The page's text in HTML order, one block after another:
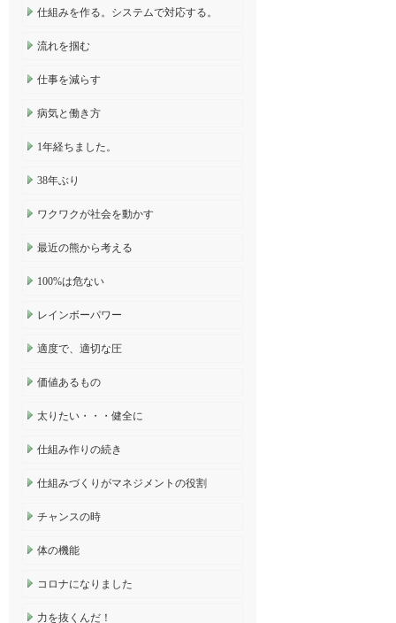
仕組みを作る。システムで対応する。
流れを掴む
仕事を減らす
病気と働き方
1年経ちました。
38年ぶり
ワクワクが社会を動かす
最近の熊から考える
100%は危ない
レインボーパワー
適度で、適切な圧
価値あるもの
太りたい・・・健全に
仕組み作りの続き
仕組みづくりがマネジメントの役割
チャンスの時
体の機能
コロナになりました
力を抜くんだ！